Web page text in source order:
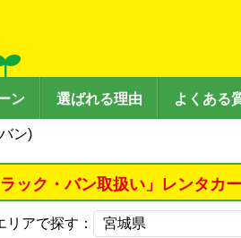
ン 選ばれる理由 よくある
ン)
ック・バン取扱い」レンタカ
リアで探す：